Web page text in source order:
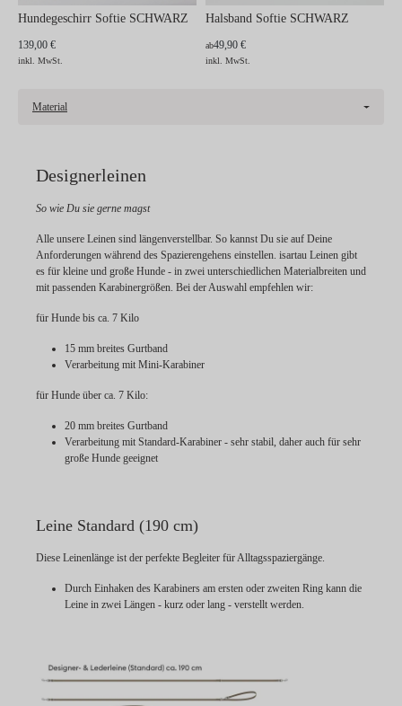
Hundegeschirr Softie SCHWARZ
139,00 €
inkl. MwSt.
Halsband Softie SCHWARZ
ab49,90 €
inkl. MwSt.
Material
Designerleinen
So wie Du sie gerne magst
Alle unsere Leinen sind längenverstellbar. So kannst Du sie auf Deine
Anforderungen während des Spazierengehens einstellen. isartau Leinen gibt
es für kleine und große Hunde - in zwei unterschiedlichen Materialbreiten und
mit passenden Karabinergrößen. Bei der Auswahl empfehlen wir:
für Hunde bis ca. 7 Kilo
15 mm breites Gurtband
Verarbeitung mit Mini-Karabiner
für Hunde über ca. 7 Kilo:
20 mm breites Gurtband
Verarbeitung mit Standard-Karabiner - sehr stabil, daher auch für sehr
große Hunde geeignet
Leine Standard (190 cm)
Diese Leinenlänge ist der perfekte Begleiter für Alltagsspaziergänge.
Durch Einhaken des Karabiners am ersten oder zweiten Ring kann die
Leine in zwei Längen - kurz oder lang - verstellt werden.